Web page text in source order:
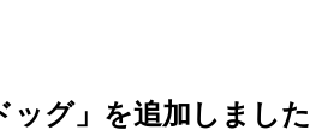
ッグ」を追加しました